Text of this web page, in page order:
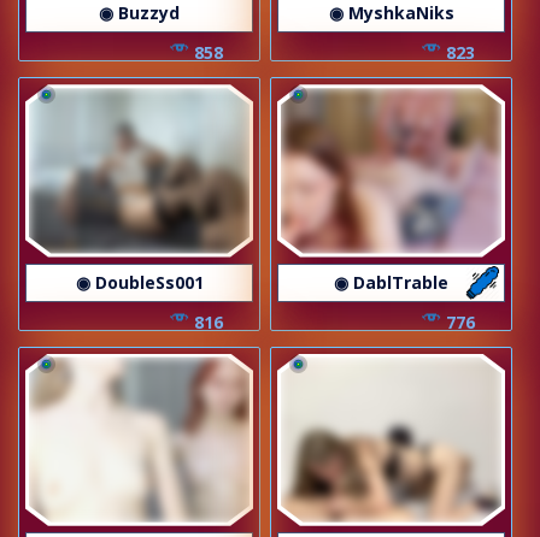
◉ Buzzyd
858
◉ MyshkaNiks
823
◉ DoubleSs001
816
◉ DablTrable
776